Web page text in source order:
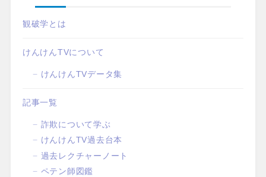
観破学とは
けんけんTVについて
けんけんTVデータ集
記事一覧
詐欺について学ぶ
けんけんTV過去台本
過去レクチャーノート
ペテン師図鑑